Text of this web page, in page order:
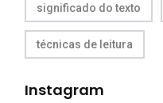
significado do texto
técnicas de leitura
Instagram